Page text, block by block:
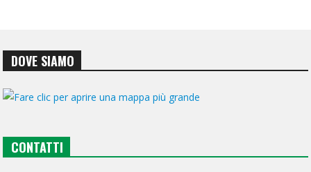
DOVE SIAMO
CONTATTI